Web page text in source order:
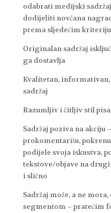
odabrati medijski
dodijeliti novčana
prema sljedećim
Originalan sadržaj
ga dostavlja
Kvalitetan,
sadržaj
Razumljiv i čitljiv stil
Sadržaj poziva na akciju
prokomentarišu,
podijele svoja iskustva,
tekstove/objave na
i slično
Sadržaj može, a ne
segmentom – pratećim